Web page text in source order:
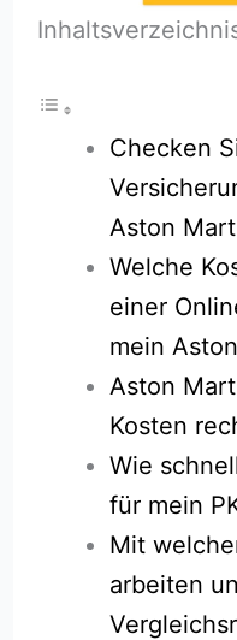
Checken
Aston
Welche
einer
mein
Aston
Kosten
Wie
für mein
Mit
arbeiten